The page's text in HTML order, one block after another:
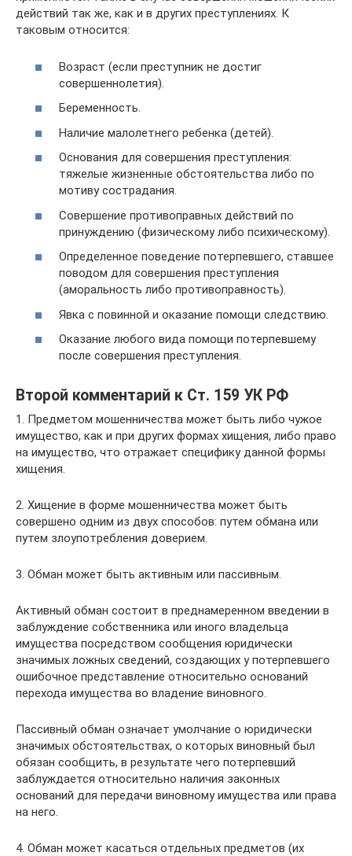
действий так же, как и в других преступлениях. К
таковым относится:
Возраст (если преступник не достиг
совершеннолетия).
Беременность.
Наличие малолетнего ребенка (детей).
Основания для совершения преступления:
тяжелые жизненные обстоятельства либо по
мотиву сострадания.
Совершение противоправных действий по
принуждению (физическому либо психическому).
Определенное поведение потерпевшего, ставшее
поводом для совершения преступления
(аморальность либо противоправность).
Явка с повинной и оказание помощи следствию.
Оказание любого вида помощи потерпевшему
после совершения преступления.
Второй комментарий к Ст. 159 УК РФ
1. Предметом мошенничества может быть либо чужое
имущество, как и при других формах хищения, либо право
на имущество, что отражает специфику данной формы
хищения.
2. Хищение в форме мошенничества может быть
совершено одним из двух способов: путем обмана или
путем злоупотребления доверием.
3. Обман может быть активным или пассивным.
Активный обман состоит в преднамеренном введении в
заблуждение собственника или иного владельца
имущества посредством сообщения юридически
значимых ложных сведений, создающих у потерпевшего
ошибочное представление относительно оснований
перехода имущества во владение виновного.
Пассивный обман означает умолчание о юридически
значимых обстоятельствах, о которых виновный был
обязан сообщить, в результате чего потерпевший
заблуждается относительно наличия законных
оснований для передачи виновному имущества или права
на него.
4. Обман может касаться отдельных предметов (их